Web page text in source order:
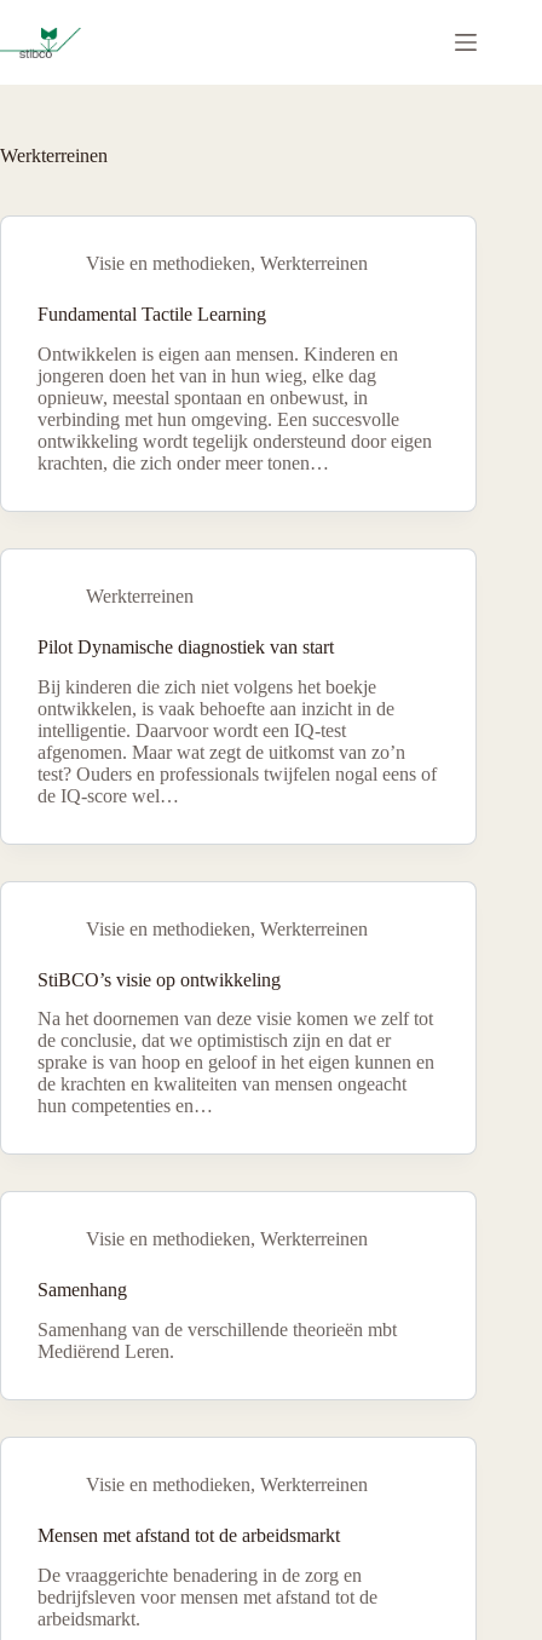
de
Werkterreinen
Visie en methodieken, Werkterreinen
Fundamental Tactile Learning
Ontwikkelen is eigen aan mensen. Kinderen en
jongeren doen het van in hun wieg, elke dag
opnieuw, meestal spontaan en onbewust, in
verbinding met hun omgeving. Een succesvolle
ontwikkeling wordt tegelijk ondersteund door eigen
krachten, die zich onder meer tonen…
Werkterreinen
Pilot Dynamische diagnostiek van start
Bij kinderen die zich niet volgens het boekje
ontwikkelen, is vaak behoefte aan inzicht in de
intelligentie. Daarvoor wordt een IQ-test
afgenomen. Maar wat zegt de uitkomst van zo’n
test? Ouders en professionals twijfelen nogal eens of
de IQ-score wel…
Visie en methodieken, Werkterreinen
StiBCO’s visie op ontwikkeling
Na het doornemen van deze visie komen we zelf tot
de conclusie, dat we optimistisch zijn en dat er
sprake is van hoop en geloof in het eigen kunnen en
de krachten en kwaliteiten van mensen ongeacht
hun competenties en…
Visie en methodieken, Werkterreinen
Samenhang
Samenhang van de verschillende theorieën mbt
Mediërend Leren.
Visie en methodieken, Werkterreinen
Mensen met afstand tot de arbeidsmarkt
De vraaggerichte benadering in de zorg en
bedrijfsleven voor mensen met afstand tot de
arbeidsmarkt.